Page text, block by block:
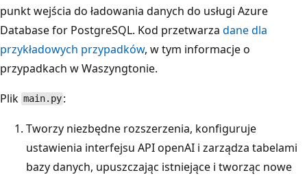
punkt wejścia do ładowania danych do usługi Azure
Database for PostgreSQL. Kod przetwarza dane dla
przykładowych przypadków, w tym informacje o
przypadkach w Waszyngtonie.
Plik main.py :
Tworzy niezbędne rozszerzenia, konfiguruje
ustawienia interfejsu API openAI i zarządza tabelami
bazy danych, upuszczając istniejące i tworząc nowe